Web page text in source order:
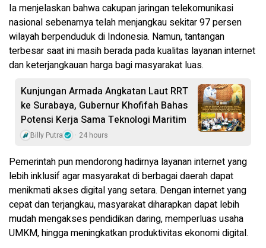
Ia menjelaskan bahwa cakupan jaringan telekomunikasi
nasional sebenarnya telah menjangkau sekitar 97 persen
wilayah berpenduduk di Indonesia. Namun, tantangan
terbesar saat ini masih berada pada kualitas layanan internet
dan keterjangkauan harga bagi masyarakat luas.
Kunjungan Armada Angkatan Laut RRT
ke Surabaya, Gubernur Khofifah Bahas
Potensi Kerja Sama Teknologi Maritim
Billy Putra 24 hours
Pemerintah pun mendorong hadirnya layanan internet yang
lebih inklusif agar masyarakat di berbagai daerah dapat
menikmati akses digital yang setara. Dengan internet yang
cepat dan terjangkau, masyarakat diharapkan dapat lebih
mudah mengakses pendidikan daring, memperluas usaha
UMKM, hingga meningkatkan produktivitas ekonomi digital.